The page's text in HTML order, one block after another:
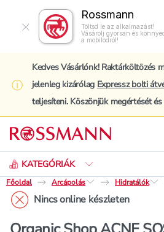
Rossmann
Töltsd le az alkalmazást!
Vásárolj gyorsan és
a mobilodról!
Kedves Vásárlónk! Raktárköltözés
jelenleg kizárólag Expressz bolti
teljesíteni. Köszönjük megértését
KATEGÓRIÁK
Keresés
Főoldal
Arcápolás Hidratálók
Nincs online készleten